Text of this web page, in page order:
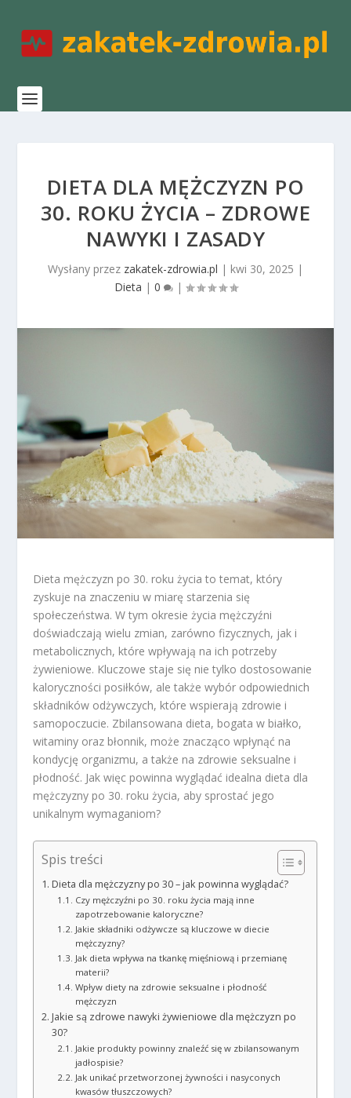
DIETA DLA MĘŻCZYZN PO
30. ROKU ŻYCIA – ZDROWE
NAWYKI I ZASADY
Wysłany przez zakatek-zdrowia.pl | kwi 30, 2025 |
Dieta | 0 |
Dieta mężczyzn po 30. roku życia to temat, który
zyskuje na znaczeniu w miarę starzenia się
społeczeństwa. W tym okresie życia mężczyźni
doświadczają wielu zmian, zarówno fizycznych, jak i
metabolicznych, które wpływają na ich potrzeby
żywieniowe. Kluczowe staje się nie tylko dostosowanie
kaloryczności posiłków, ale także wybór odpowiednich
składników odżywczych, które wspierają zdrowie i
samopoczucie. Zbilansowana dieta, bogata w białko,
witaminy oraz błonnik, może znacząco wpłynąć na
kondycję organizmu, a także na zdrowie seksualne i
płodność. Jak więc powinna wyglądać idealna dieta dla
mężczyzny po 30. roku życia, aby sprostać jego
unikalnym wymaganiom?
Spis treści
Dieta dla mężczyzny po 30 – jak powinna wyglądać?
Czy mężczyźni po 30. roku życia mają inne
zapotrzebowanie kaloryczne?
Jakie składniki odżywcze są kluczowe w diecie
mężczyzny?
Jak dieta wpływa na tkankę mięśniową i przemianę
materii?
Wpływ diety na zdrowie seksualne i płodność
mężczyzn
Jakie są zdrowe nawyki żywieniowe dla mężczyzn po
30?
Jakie produkty powinny znaleźć się w zbilansowanym
jadłospisie?
Jak unikać przetworzonej żywności i nasyconych
kwasów tłuszczowych?